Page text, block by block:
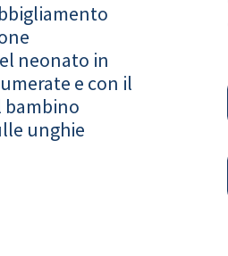
neonato in
e con il
bambino
unghie